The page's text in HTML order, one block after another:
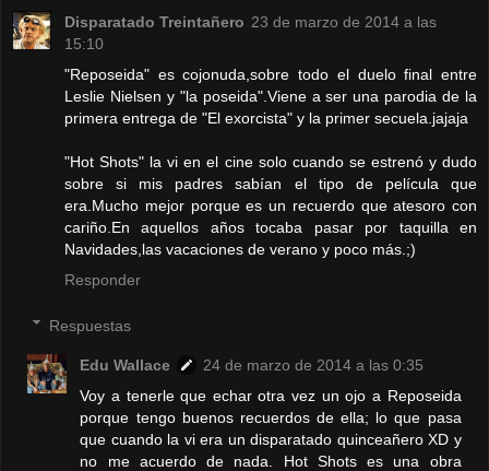
Disparatado Treintañero 23 de marzo de 2014 a las
15:10
"Reposeida" es cojonuda,sobre todo el duelo final entre
Leslie Nielsen y "la poseida".Viene a ser una parodia de la
primera entrega de "El exorcista" y la primer secuela.jajaja
"Hot Shots" la vi en el cine solo cuando se estrenó y dudo
sobre si mis padres sabían el tipo de película que
era.Mucho mejor porque es un recuerdo que atesoro con
cariño.En aquellos años tocaba pasar por taquilla en
Navidades,las vacaciones de verano y poco más.;)
Responder
Respuestas
Edu Wallace
24 de marzo de 2014 a las 0:35
Voy a tenerle que echar otra vez un ojo a Reposeida
porque tengo buenos recuerdos de ella; lo que pasa
que cuando la vi era un disparatado quinceañero XD y
no me acuerdo de nada. Hot Shots es una obra